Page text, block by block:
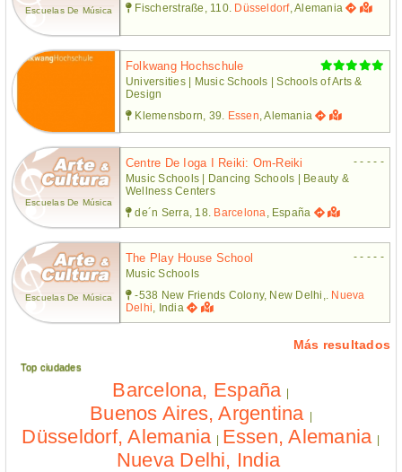
Escuelas De Música
Fischerstraße, 110. Düsseldorf, Alemania
Folkwang Hochschule
Universities | Music Schools | Schools of Arts &
Design
Klemensborn, 39.
Essen , Alemania
Escuelas De Música
Centre De Ioga I Reiki: Om-Reiki
- - - - -
Music Schools | Dancing Schools | Beauty &
Wellness Centers
de´n Serra, 18. Barcelona , España
Escuelas De Música
The Play House School
- - - - -
Music Schools
-538 New Friends Colony, New Delhi,. Nueva
Delhi , India
Más resultados
Top ciudades
Barcelona, España |
Buenos Aires, Argentina |
Düsseldorf, Alemania | Essen, Alemania |
Nueva Delhi, India